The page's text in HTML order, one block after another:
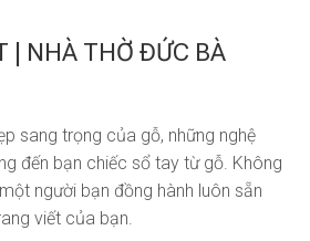
| NHÀ THỜ ĐỨC BÀ
sang trọng của gỗ, những nghệ
đến bạn chiếc sổ tay từ gỗ. Không
người bạn đồng hành luôn sẵn
viết của bạn.